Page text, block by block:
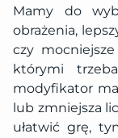
Mamy do
obrażenia,
czy
którymi
modyfikator
lub zmniejsza
ułatwić grę,